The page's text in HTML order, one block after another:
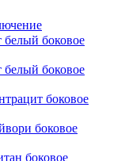
боковое
боковое
боковое
боковое
боковое